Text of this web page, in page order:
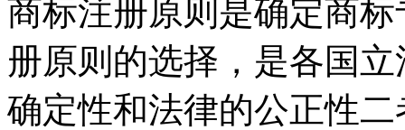
商标注册原则是确定商
册原则的选择，是各国
确定性和法律的公正性